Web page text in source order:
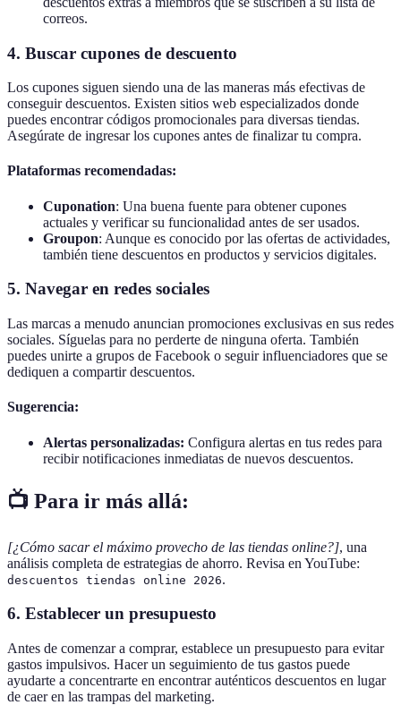
correos.
4. Buscar cupones de descuento
Los cupones siguen siendo una de las maneras más efectivas de
conseguir descuentos. Existen sitios web especializados donde
puedes encontrar códigos promocionales para diversas tiendas.
Asegúrate de ingresar los cupones antes de finalizar tu compra.
Plataformas recomendadas:
Cuponation: Una buena fuente para obtener cupones
actuales y verificar su funcionalidad antes de ser usados.
Groupon: Aunque es conocido por las ofertas de actividades,
también tiene descuentos en productos y servicios digitales.
5. Navegar en redes sociales
Las marcas a menudo anuncian promociones exclusivas en sus redes
sociales. Síguelas para no perderte de ninguna oferta. También
puedes unirte a grupos de Facebook o seguir influenciadores que se
dediquen a compartir descuentos.
Sugerencia:
Alertas personalizadas: Configura alertas en tus redes para
recibir notificaciones inmediatas de nuevos descuentos.
📺 Para ir más allá:
[¿Cómo sacar el máximo provecho de las tiendas online?], una
análisis completa de estrategias de ahorro. Revisa en YouTube:
descuentos tiendas online 2026.
6. Establecer un presupuesto
Antes de comenzar a comprar, establece un presupuesto para evitar
gastos impulsivos. Hacer un seguimiento de tus gastos puede
ayudarte a concentrarte en encontrar auténticos descuentos en lugar
de caer en las trampas del marketing.